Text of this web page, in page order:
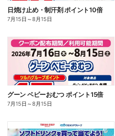
日焼け止め・制汗剤 ポイント10倍
7月15日 ～8月15日
グーン ベビーおむつ ポイント15倍
7月15日 ～8月15日